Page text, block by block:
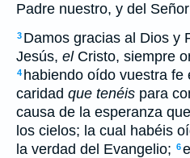
Padre nuestro, y del
3 Damos gracias al Dios y
Jesús, elCristo, siempre
4 habiendo oído vuestra
caridad que tenéis para
causa de la esperanza
los cielos; la cual habéis
la verdad del Evangelio; 6